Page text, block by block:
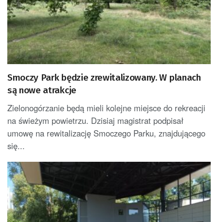
Smoczy Park będzie zrewitalizowany. W planach
są nowe atrakcje
Zielonogórzanie będą mieli kolejne miejsce do rekreacji
na świeżym powietrzu. Dzisiaj magistrat podpisał
umowę na rewitalizację Smoczego Parku, znajdującego
się...